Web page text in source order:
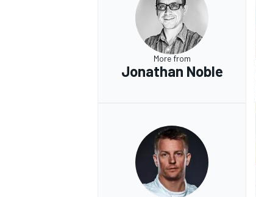
More from
Jonathan Noble